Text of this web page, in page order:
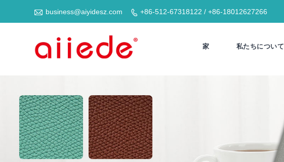
 business@aiyidesz.com  +86-512-67318122 / +86-18012627266
家 私たちについて